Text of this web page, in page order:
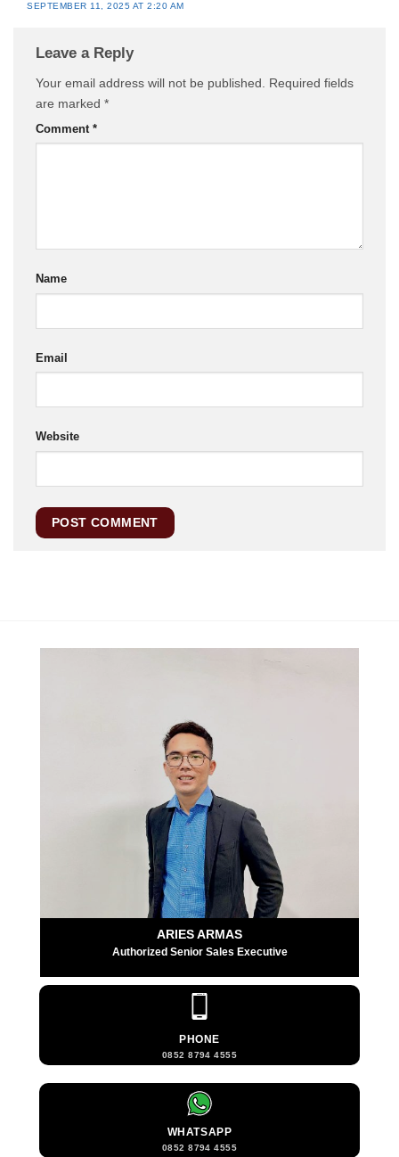
SEPTEMBER 11, 2025 AT 2:20 AM
Leave a Reply
Your email address will not be published.
Required fields
are marked *
Comment *
Name
Email
Website
ARIES ARMAS
Authorized Senior Sales Executive
PHONE
0852 8794 4555
WHATSAPP
0852 8794 4555